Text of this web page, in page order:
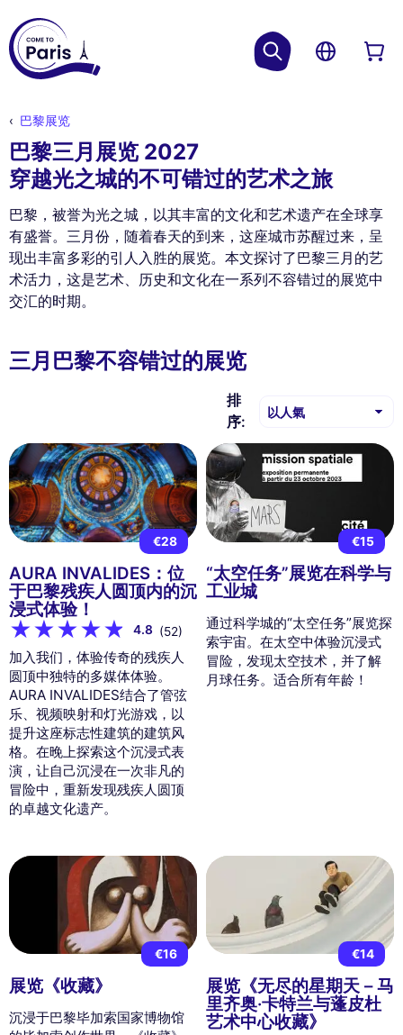
巴黎展览
巴黎三月展览 2027
穿越光之城的不可错过的艺术之旅
巴黎，被誉为光之城，以其丰富的文化和艺术遗产在全球享
有盛誉。三月份，随着春天的到来，这座城市苏醒过来，呈
现出丰富多彩的引人入胜的展览。本文探讨了巴黎三月的艺
术活力，这是艺术、历史和文化在一系列不容错过的展览中
交汇的时期。
三月巴黎不容错过的展览
排
序:
€28
AURA INVALIDES：位
于巴黎残疾人圆顶内的沉
浸式体验！
4.8 (52)
加入我们，体验传奇的残疾人
圆顶中独特的多媒体体验。
AURA INVALIDES结合了管弦
乐、视频映射和灯光游戏，以
提升这座标志性建筑的建筑风
格。在晚上探索这个沉浸式表
演，让自己沉浸在一次非凡的
冒险中，重新发现残疾人圆顶
的卓越文化遗产。
€15
“太空任务”展览在科学与
工业城
通过科学城的“太空任务”展览探
索宇宙。在太空中体验沉浸式
冒险，发现太空技术，并了解
月球任务。适合所有年龄！
€16
展览《收藏》
沉浸于巴黎毕加索国家博物馆
€14
展览《无尽的星期天 – 马
里齐奥·卡特兰与蓬皮杜
艺术中心收藏》